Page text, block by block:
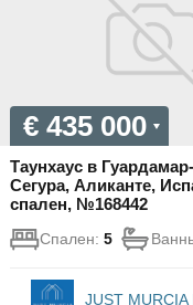
€ 435 000
Таунхаус в
Сегура, Аликанте,
спален, №168442
Спален: 5
JUST MURCIA